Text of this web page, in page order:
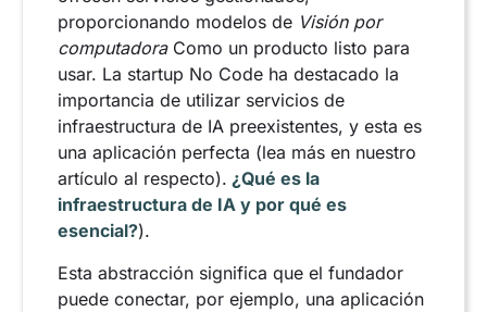
proporcionando modelos de Visión por
computadoraComo un producto listo para
usar. La startup No Code ha destacado la
importancia de utilizar servicios de
infraestructura de IA preexistentes, y esta es
una aplicación perfecta (lea más en nuestro
artículo al respecto). ¿Qué es la
infraestructura de IA y por qué es
esencial?).
Esta abstracción significa que el fundador
puede conectar, por ejemplo, una aplicación